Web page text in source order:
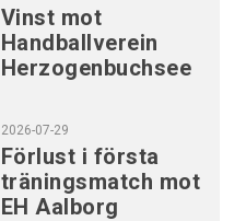
Vinst mot
Handballverein
Herzogenbuchsee
2026-07-29
Förlust i första
träningsmatch mot
EH Aalborg